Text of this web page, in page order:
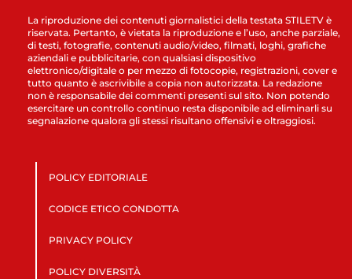
La riproduzione dei contenuti giornalistici della testata STILETV è
riservata. Pertanto, è vietata la riproduzione e l’uso, anche parziale,
di testi, fotografie, contenuti audio/video, filmati, loghi, grafiche
aziendali e pubblicitarie, con qualsiasi dispositivo
elettronico/digitale o per mezzo di fotocopie, registrazioni, cover e
tutto quanto è ascrivibile a copia non autorizzata. La redazione
non è responsabile dei commenti presenti sul sito. Non potendo
esercitare un controllo continuo resta disponibile ad eliminarli su
segnalazione qualora gli stessi risultano offensivi e oltraggiosi.
POLICY EDITORIALE
CODICE ETICO CONDOTTA
PRIVACY POLICY
POLICY DIVERSITÀ